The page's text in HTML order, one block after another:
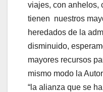
viajes, con anhelos,
tienen nuestros
heredados de la
disminuido,
mayores recursos
mismo modo la
“la alianza que se